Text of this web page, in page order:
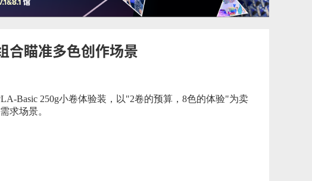
瞄准多色创作场景
Basic 250g小卷体验装，以"2卷的预算，8色的体验"为卖
求场景。